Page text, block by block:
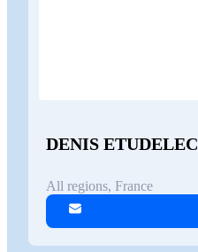
DENIS ETUDELEC
All regions, France